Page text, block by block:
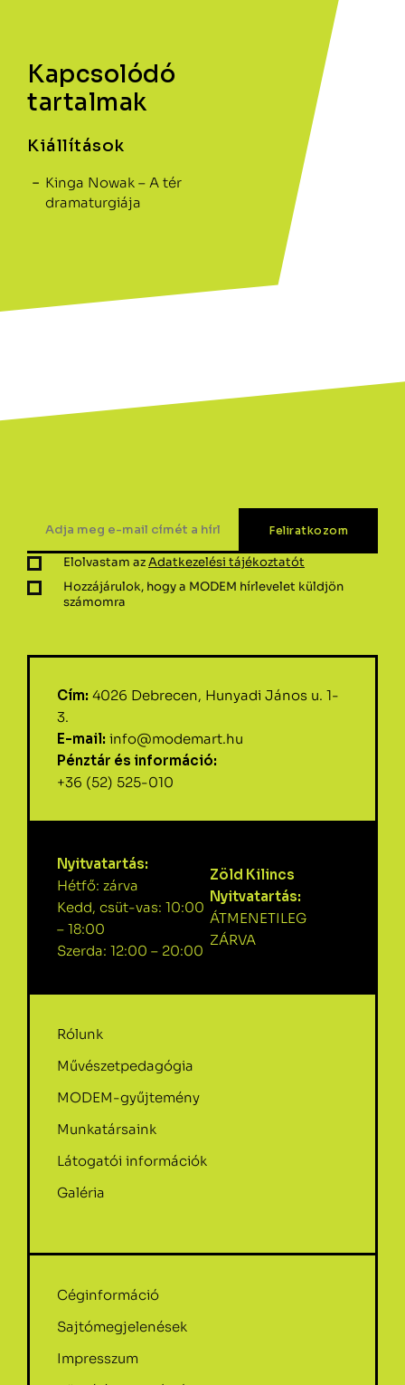
Kapcsolódó
tartalmak
Kiállítások
Kinga Nowak – A tér
dramaturgiája
Elolvastam azAdatkezelési tájékoztatót
Hozzájárulok, hogy a MODEM hírlevelet küldjön
számomra
Cím: 4026 Debrecen, Hunyadi János u. 1-
3.
E-mail: info@modemart.hu
Pénztár és információ:
+36 (52) 525-010
Nyitvatartás:
Hétfő: zárva
Kedd, csüt-vas: 10:00
– 18:00
Szerda: 12:00 – 20:00
Zöld Kilincs
Nyitvatartás:
ÁTMENETILEG
ZÁRVA
Rólunk
Művészetpedagógia
MODEM-gyűjtemény
Munkatársaink
Látogatói információk
Galéria
Céginformáció
Sajtómegjelenések
Impresszum